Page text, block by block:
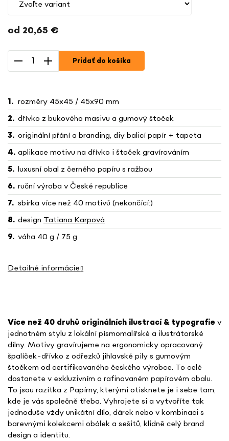
od 20,65 €
cena:
Pridať do košíka
rozměry 45x45 / 45x90 mm
dřívko z bukového masivu a gumový štoček
originální přání a branding, diy balicí papír + tapeta
aplikace motivu na dřívko i štoček gravírováním
luxusní obal z černého papíru s ražbou
ruční výroba v České republice
sbírka více než 40 motivů (nekončící:)
design Tatiana Karpová
váha 40 g / 75 g
Detailné informácie
Více než 40 druhů originálních ilustrací & typografie v
jednotném stylu z lokální písmomalířské a ilustrátorské
dílny. Motivy gravírujeme na ergonomicky opracovaný
špalíček-dřívko z odřezků jihlavské pily s gumovým
štočkem od certifikovaného českého výrobce. To celé
dostanete v exkluzivním a rafinovaném papírovém obalu.
To jsou razítka z Papírny, kterými otisknete je i sebe tam,
kde je vás společně třeba. Vyhrajete si a vytvoříte tak
jednoduše vždy unikátní dílo, dárek nebo v kombinaci s
barevnými kolekcemi obálek a sešitů, klidně celý brand
design a identitu.